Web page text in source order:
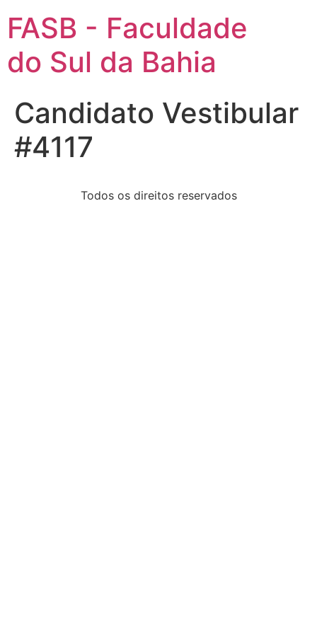
FASB - Faculdade
do Sul da Bahia
Candidato Vestibular
#4117
Todos os direitos reservados